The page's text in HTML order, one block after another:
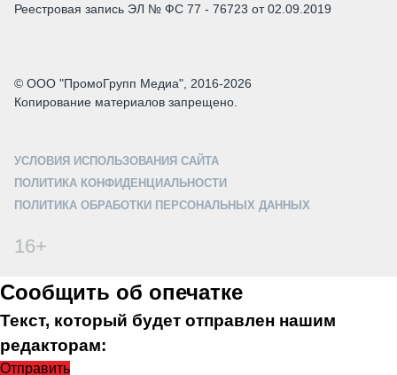
Реестровая запись ЭЛ № ФС 77 - 76723 от 02.09.2019
© ООО "ПромоГрупп Медиа", 2016-2026
Копирование материалов запрещено.
УСЛОВИЯ ИСПОЛЬЗОВАНИЯ САЙТА
ПОЛИТИКА КОНФИДЕНЦИАЛЬНОСТИ
ПОЛИТИКА ОБРАБОТКИ ПЕРСОНАЛЬНЫХ ДАННЫХ
16+
Сообщить об опечатке
Текст, который будет отправлен нашим
редакторам:
Отправить